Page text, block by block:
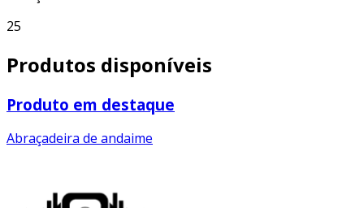
25
Produtos disponíveis
Produto em destaque
Abraçadeira de andaime